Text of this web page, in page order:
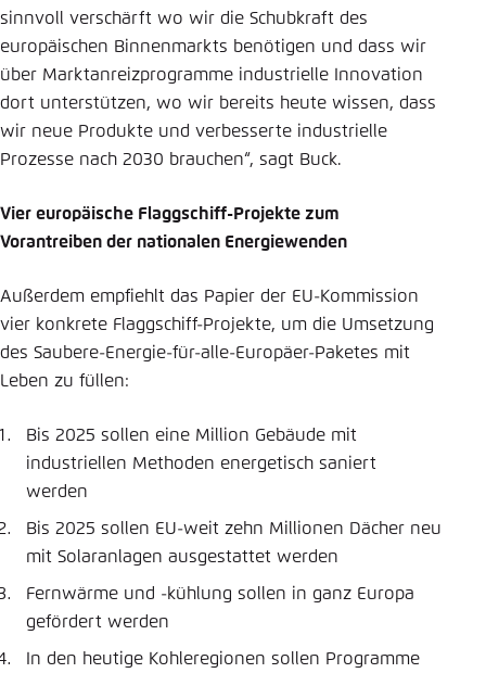
sinnvoll verschärft wo wir die Schubkraft des
europäischen Binnenmarkts benötigen und dass wir
über Marktanreizprogramme industrielle Innovation
dort unterstützen, wo wir bereits heute wissen, dass
wir neue Produkte und verbesserte industrielle
Prozesse nach 2030 brauchen“, sagt Buck.
Vier europäische Flaggschiff-Projekte zum
Vorantreiben der nationalen Energiewenden
Außerdem empfiehlt das Papier der EU-Kommission
vier konkrete Flaggschiff-Projekte, um die Umsetzung
des Saubere-Energie-für-alle-Europäer-Paketes mit
Leben zu füllen:
Bis 2025 sollen eine Million Gebäude mit
industriellen Methoden energetisch saniert
werden
Bis 2025 sollen EU-weit zehn Millionen Dächer neu
mit Solaranlagen ausgestattet werden
Fernwärme und -kühlung sollen in ganz Europa
gefördert werden
In den heutige Kohleregionen sollen Programme